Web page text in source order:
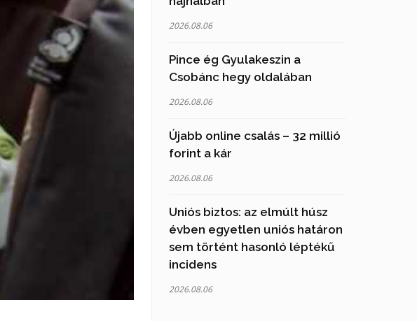
2026.08.06
Pince ég Gyulakeszin a
Csobánc hegy oldalában
2026.08.06
Újabb online csalás – 32 millió
forint a kár
2026.08.06
Uniós biztos: az elmúlt húsz
évben egyetlen uniós határon
sem történt hasonló léptékű
incidens
2026.08.06